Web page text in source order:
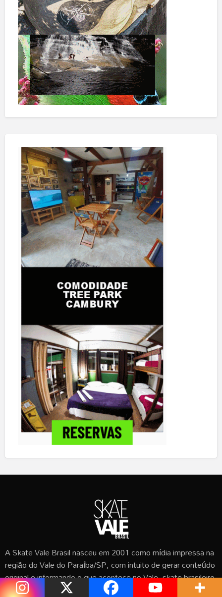
A Skate Vale Brasil nasceu em 2001 como mídia impressa na
região do Vale do Paraíba/SP, com intuito de gerar conteúdo
original e informando o que acontece no Vale, skate brasileiro
e mundial.